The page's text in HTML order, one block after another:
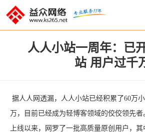
人人小站一周年：已
站 用户过千
据人人网透漏，人人小站已经积累了60万
万，目前已经成为轻博客领域的佼佼领先者
上线以来，网罗了一批高质量原创用户，其